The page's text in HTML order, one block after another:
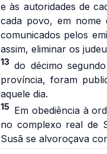
e às autoridades de
cada povo, em nome
comunicados pelos
assim, eliminar os
13 do décimo
província, foram
aquele dia.
15 Em obediência à
no complexo real de
Susã se alvoroçava